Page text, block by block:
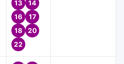
13
14
16
17
18
20
22